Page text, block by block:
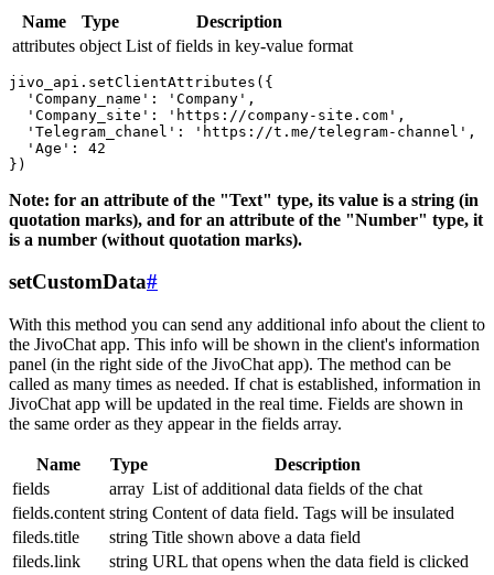
Name Type
Description
attributes object List of fields in key-value format
jivo_api.setClientAttributes({
  'Company_name': 'Company',
  'Company_site': 'https://company-site.com',
  'Telegram_chanel': 'https://t.me/telegram-channel',
  'Age': 42
Note: for an attribute of the "Text" type, its value is a string (in
quotation marks), and for an attribute of the "Number" type, it
is a number (without quotation marks).
setCustomData#
With this method you can send any additional info about the client to
the JivoChat app. This info will be shown in the client's information
panel (in the right side of the JivoChat app). The method can be
called as many times as needed. If chat is established, information in
JivoChat app will be updated in the real time. Fields are shown in
the same order as they appear in the fields array.
Name Type
Description
fields
array List of additional data fields of the chat
fields.content string Content of data field. Tags will be insulated
fileds.title
string Title shown above a data field
fileds.link
string URL that opens when the data field is clicked